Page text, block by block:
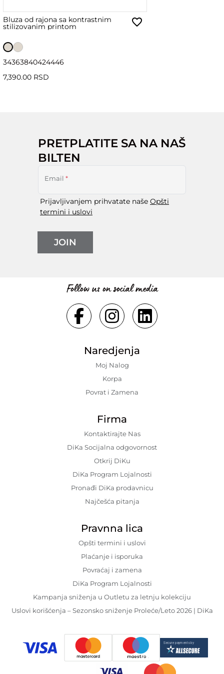
Bluza od rajona sa kontrastnim
stilizovanim printom
34363840424446
7,390.00 RSD
PRETPLATITE SA NA NAŠ
BILTEN
Email *
Prijavljivanjem prihvatate naše Opšti
termini i uslovi
JOIN
Follow us on social media
Naredjenja
Moj Nalog
Korpa
Povrat i Zamena
Firma
Kontaktirajte Nas
DiKa Socijalna odgovornost
Otkrij DiKu
DiKa Program Lojalnosti
Pronađi DiKa prodavnicu
Najčešća pitanja
Pravnna lica
Opšti termini i uslovi
Plaćanje i isporuka
Povraćaj i zamena
DiKa Program Lojalnosti
Kampanja sniženja u Outletu za letnju kolekciju
Uslovi korišćenja – Sezonsko sniženje Proleće/Leto 2026 | DiKa